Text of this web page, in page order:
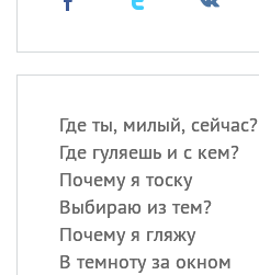
Где ты, милый, сейчас?
Где гуляешь и с кем?
Почему я тоску
Выбираю из тем?
Почему я гляжу
В темноту за окном